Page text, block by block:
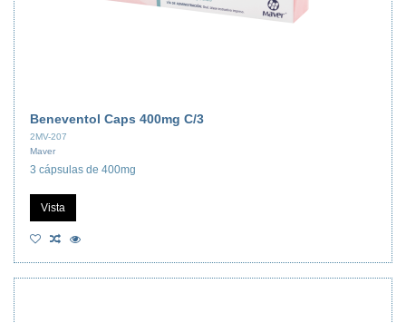
Beneventol Caps 400mg C/3
2MV-207
Maver
3 cápsulas de 400mg
Vista